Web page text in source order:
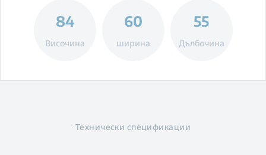
84
Височина
60
ширина
55
Дълбочина
Технически спецификации